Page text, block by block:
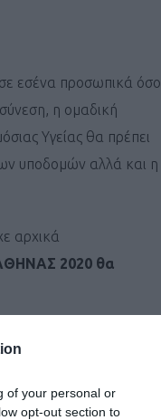
of your personal or
opt-out section to
σε εσένα προσωπικά όσο
η ομαδική
Υγείας θα πρέπει
υποδομών αλλά και η
αρχικά
2020 θα
τη
περιθώριο
προετοιμασίας